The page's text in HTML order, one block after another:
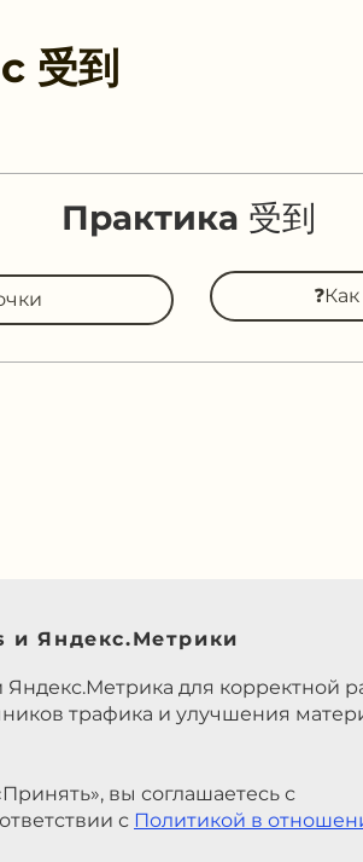
受到
Практика 受到
и Яндекс.Метрики
для корректной
трафика и улучшения
вы соглашаетесь с
с Политикой в